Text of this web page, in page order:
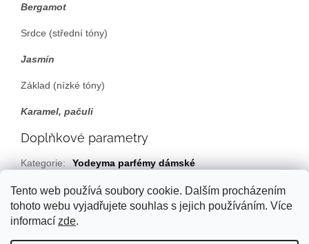
Tento web používá soubory cookie. Dalším procházením
tohoto webu vyjadřujete souhlas s jejich používáním. Více
informací zde.
Bergamot
Srdce (střední tóny)
Jasmín
Základ (nízké tóny)
Karamel, pačuli
Doplňkové parametry
Kategorie:
Yodeyma parfémy dámské